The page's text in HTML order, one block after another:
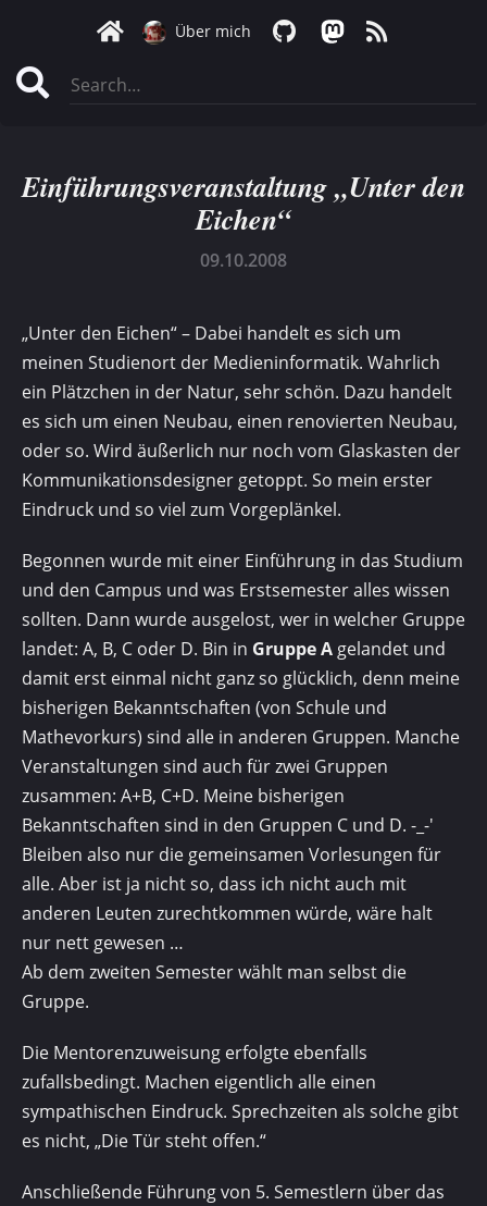
Über mich
Einführungsveranstaltung „Unter den
Eichen“
09.10.2008
„Unter den Eichen“ – Dabei handelt es sich um
meinen Studienort der Medieninformatik. Wahrlich
ein Plätzchen in der Natur, sehr schön. Dazu handelt
es sich um einen Neubau, einen renovierten Neubau,
oder so. Wird äußerlich nur noch vom Glaskasten der
Kommunikationsdesigner getoppt. So mein erster
Eindruck und so viel zum Vorgeplänkel.
Begonnen wurde mit einer Einführung in das Studium
und den Campus und was Erstsemester alles wissen
sollten. Dann wurde ausgelost, wer in welcher Gruppe
landet: A, B, C oder D. Bin in Gruppe A gelandet und
damit erst einmal nicht ganz so glücklich, denn meine
bisherigen Bekanntschaften (von Schule und
Mathevorkurs) sind alle in anderen Gruppen. Manche
Veranstaltungen sind auch für zwei Gruppen
zusammen: A+B, C+D. Meine bisherigen
Bekanntschaften sind in den Gruppen C und D. -_-'
Bleiben also nur die gemeinsamen Vorlesungen für
alle. Aber ist ja nicht so, dass ich nicht auch mit
anderen Leuten zurechtkommen würde, wäre halt
nur nett gewesen …
Ab dem zweiten Semester wählt man selbst die
Gruppe.
Die Mentorenzuweisung erfolgte ebenfalls
zufallsbedingt. Machen eigentlich alle einen
sympathischen Eindruck. Sprechzeiten als solche gibt
es nicht, „Die Tür steht offen.“
Anschließende Führung von 5. Semestlern über das